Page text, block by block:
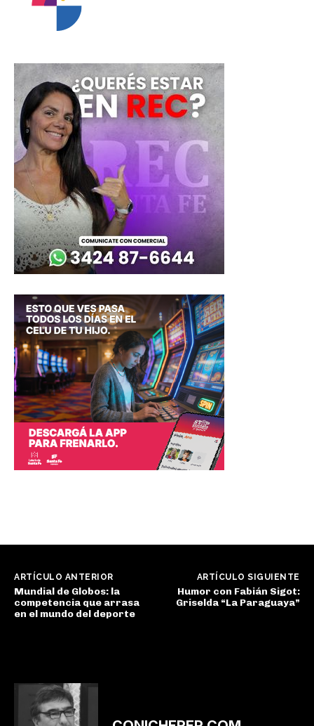
ARTÍCULO ANTERIOR
Mundial de Globos: la
competencia que arrasa
en el mundo del deporte
ARTÍCULO SIGUIENTE
Humor con Fabián Sigot:
Griselda “La Paraguaya”